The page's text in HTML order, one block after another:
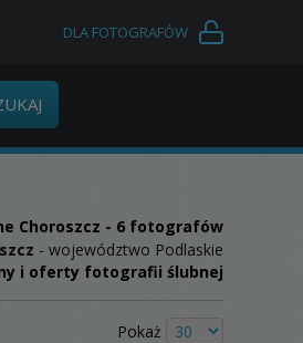
DLA FOTOGRAFÓW
Choroszcz - 6 fotografów
- województwo Podlaskie
i oferty fotografii ślubnej
Pokaż